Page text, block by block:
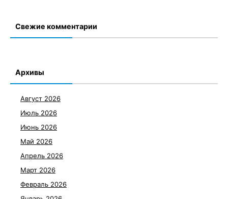
Свежие комментарии
Архивы
Август 2026
Июль 2026
Июнь 2026
Май 2026
Апрель 2026
Март 2026
Февраль 2026